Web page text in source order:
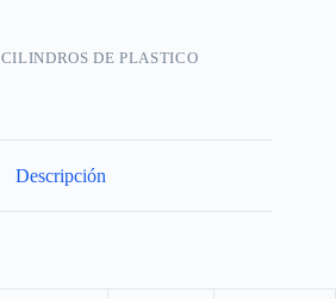
CILINDROS DE PLASTICO
Descripción